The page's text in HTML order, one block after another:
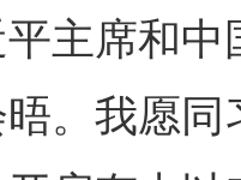
主席和
。我愿